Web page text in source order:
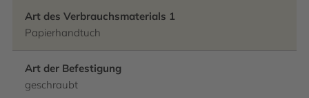
Art des Verbrauchsmaterials 1
Papierhandtuch
Art der Befestigung
geschraubt